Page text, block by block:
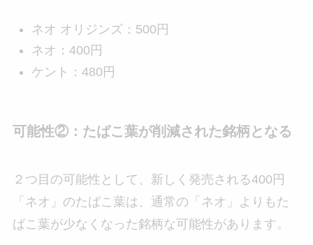
ネオ オリジンズ：500円
ネオ：400円
ケント：480円
可能性②：たばこ葉が削減された銘柄となる
２つ目の可能性として、新しく発売される400円
「ネオ」のたばこ葉は、通常の「ネオ」よりもた
ばこ葉が少なくなった銘柄な可能性があります。